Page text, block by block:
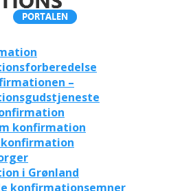
–
konfirmation
i Grønland
konfirmationsemner